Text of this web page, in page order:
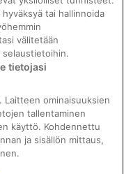
sisällöstä
tai hallinnoida
välitetään
selaustietoihin.
tietojasi
Laitteen ominaisuuksien
tallentaminen
käyttö. Kohdennettu
ja sisällön mittaus,